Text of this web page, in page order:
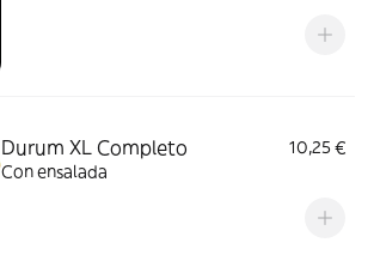
Durum XL Completo
10,25 €
Con ensalada